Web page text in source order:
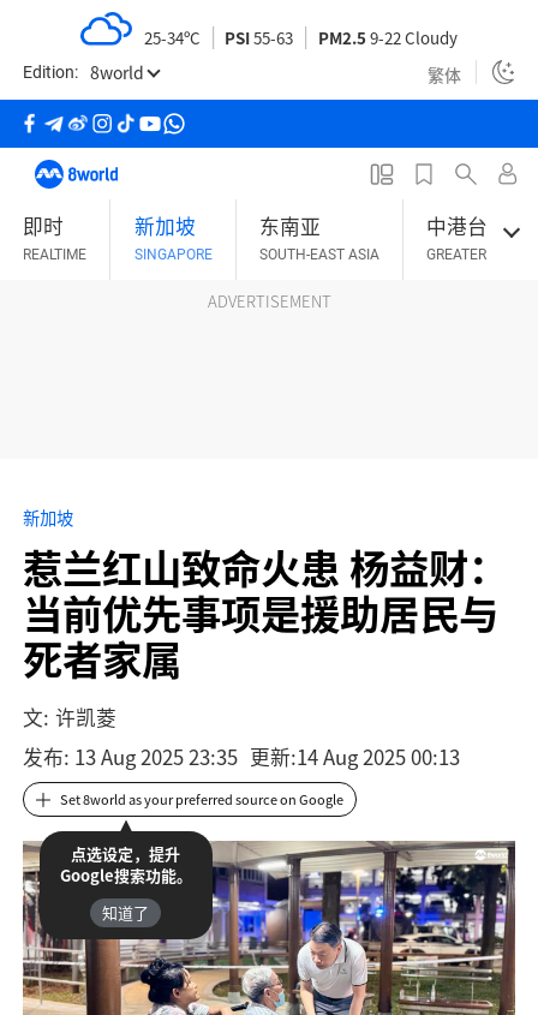
p
t
Edition: 8world 繁体
25-34ºC PSI55-63 PM2.5 9-22 Cloudy
即时
REALTIME
新加坡
SINGAPORE
东南亚
SOUTH-EAST ASIA
中港台
GREATER CHINA
ADVERTISEMENT
惹兰红山致命火患 杨益财：
当前优先事项是援助居民与
死者家属
新加坡
文: 许凯菱
发布: 13 Aug 2025 23:35 更新:14 Aug 2025 00:13
Set 8world as your preferred source on Google
点选设定，提升
Google搜索功能。
知道了